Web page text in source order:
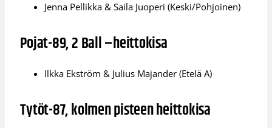
Jenna Pellikka & Saila Juoperi (Keski/Pohjoinen)
Pojat-89, 2 Ball –heittokisa
Ilkka Ekström & Julius Majander (Etelä A)
Tytöt-87, kolmen pisteen heittokisa